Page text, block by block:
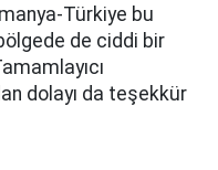
Türkiye bu
de ciddi bir
dolayı da teşekkür